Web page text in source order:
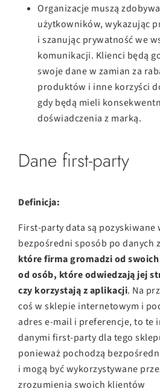
Organizacje muszą
użytkowników, wykazując
i szanując prywatność we
komunikacji. Klienci będą
swoje dane w zamian za
produktów i inne korzyści
gdy będą mieli
doświadczenia z marką.
Dane first-party
Definicja:
First-party data są pozyskiwane
bezpośredni sposób po danych
które firma gromadzi od
od osób, które odwiedzają jej
czy korzystają z aplikacji. Na
coś w sklepie internetowym i
adres e-mail i preferencje, to te
danymi first-party dla tego
ponieważ pochodzą
i mogą być wykorzystywane
zrozumienia swoich klientów